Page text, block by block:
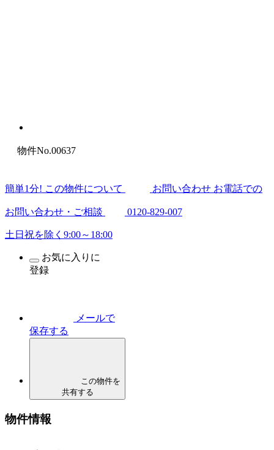
物件No.00637
簡単1分! この物件について お問い合わせ お電話での
お問い合わせ・ご相談 0120-829-007
土日祝を除く9:00～18:00
お気に入りに
登録
メールで
保存する
この物件を
共有する
物件情報